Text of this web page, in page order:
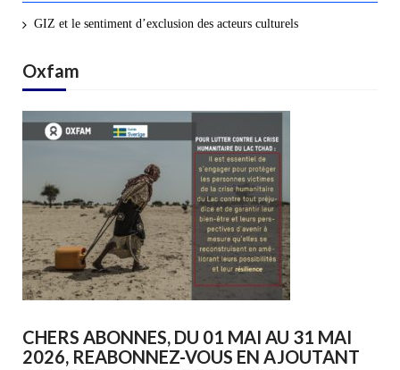
GIZ et le sentiment d’exclusion des acteurs culturels
Oxfam
CHERS ABONNES, DU 01 MAI AU 31 MAI
2026, REABONNEZ-VOUS EN AJOUTANT